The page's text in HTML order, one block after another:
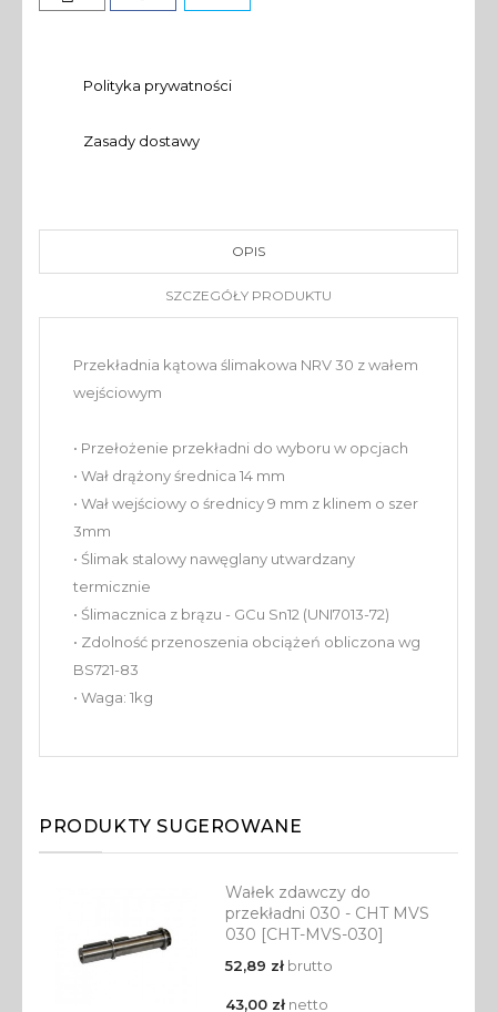
Polityka prywatności
Zasady dostawy
OPIS
SZCZEGÓŁY PRODUKTU
Przekładnia kątowa ślimakowa NRV 30 z wałem
wejściowym
• Przełożenie przekładni do wyboru w opcjach
• Wał drążony średnica 14 mm
• Wał wejściowy o średnicy 9 mm z klinem o szer
3mm
• Ślimak stalowy nawęglany utwardzany
termicznie
• Ślimacznica z brązu - GCu Sn12 (UNI7013-72)
• Zdolność przenoszenia obciążeń obliczona wg
BS721-83
• Waga: 1kg
PRODUKTY SUGEROWANE
Wałek zdawczy do
przekładni 030 - CHT MVS
030 [CHT-MVS-030]
52,89 złbrutto
43,00 złnetto